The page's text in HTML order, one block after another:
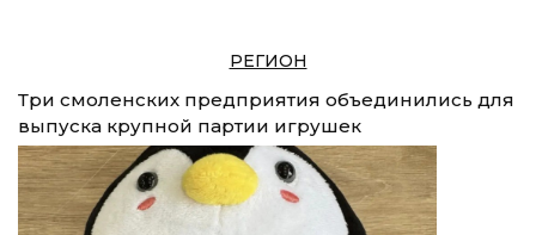
РЕГИОН
Три смоленских предприятия объединились для
выпуска крупной партии игрушек